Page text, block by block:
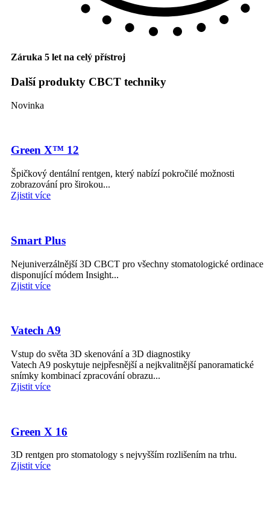
Záruka 5 let na celý přístroj
Další produkty CBCT techniky
Novinka
Green X™ 12
Špičkový dentální rentgen, který nabízí pokročilé možnosti
zobrazování pro širokou...
Zjistit více
Smart Plus
Nejuniverzálnější 3D CBCT pro všechny stomatologické ordinace
disponující módem Insight...
Zjistit více
Vatech A9
Vstup do světa 3D skenování a 3D diagnostiky
Vatech A9 poskytuje nejpřesnější a nejkvalitnější panoramatické
snímky kombinací zpracování obrazu...
Zjistit více
Green X 16
3D rentgen pro stomatology s nejvyšším rozlišením na trhu.
Zjistit více